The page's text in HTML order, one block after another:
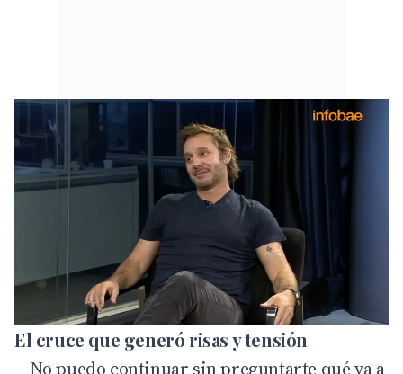
El cruce que generó risas y tensión
—No puedo continuar sin preguntarte qué va a